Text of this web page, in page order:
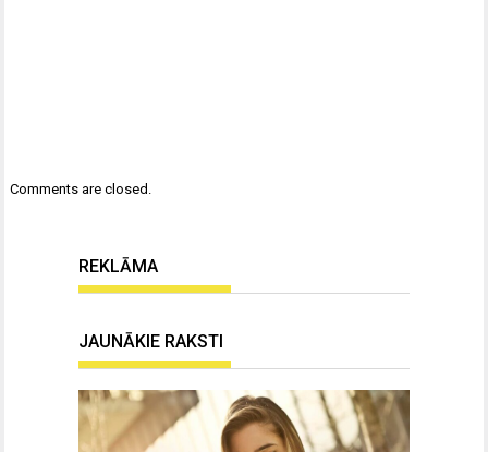
Comments are closed.
REKLĀMA
JAUNĀKIE RAKSTI